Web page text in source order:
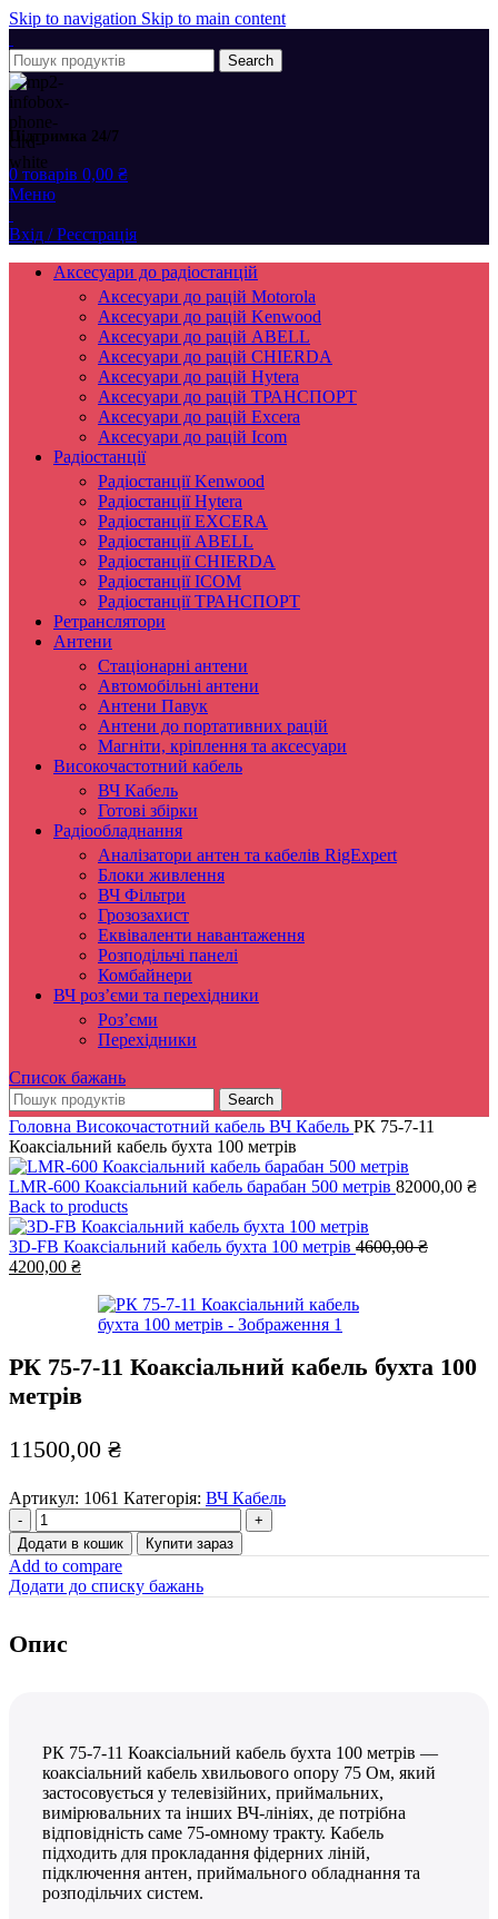
Skip to navigation Skip to main content
Search
Підтримка 24/7
0 товарів 0,00 ₴
Меню
Вхід / Реєстрація
Аксесуари до радіостанцій
Аксесуари до рацій Motorola
Аксесуари до рацій Kenwood
Аксесуари до рацій ABELL
Аксесуари до рацій CHIERDA
Аксесуари до рацій Hytera
Аксесуари до рацій ТРАНСПОРТ
Аксесуари до рацій Excera
Аксесуари до рацій Icom
Радіостанції
Радіостанції Kenwood
Радіостанції Hytera
Радіостанції EXCERA
Радіостанції ABELL
Радіостанції CHIERDA
Радіостанції ICOM
Радіостанції ТРАНСПОРТ
Ретранслятори
Антени
Стаціонарні антени
Автомобільні антени
Антени Павук
Антени до портативних рацій
Магніти, кріплення та аксесуари
Високочастотний кабель
ВЧ Кабель
Готові збірки
Радіообладнання
Аналізатори антен та кабелів RigExpert
Блоки живлення
ВЧ Фільтри
Грозозахист
Еквіваленти навантаження
Розподільчі панелі
Комбайнери
ВЧ роз’єми та перехідники
Роз’єми
Перехідники
Список бажань
Search
Головна Високочастотний кабель ВЧ Кабель РК 75-7-11
Коаксіальний кабель бухта 100 метрів
LMR-600 Коаксіальний кабель барабан 500 метрів 82000,00 ₴
Back to products
3D-FB Коаксіальний кабель бухта 100 метрів 4600,00₴
Оригінальна
4200,00 ₴Поточна
4200,00 ₴.
РК 75-7-11 Коаксіальний кабель бухта 100
метрів
11500,00 ₴
Артикул: 1061 Категорія: ВЧ Кабель
РК
75-
7-
11
Коаксіальний
бухта
100
Додати в кошик Купити зараз
Add to compare
Додати до списку бажань
Опис
РК 75-7-11 Коаксіальний кабель бухта 100 метрів —
коаксіальний кабель хвильового опору 75 Ом, який
застосовується у телевізійних, приймальних,
вимірювальних та інших ВЧ-лініях, де потрібна
відповідність саме 75-омному тракту. Кабель
підходить для прокладання фідерних ліній,
підключення антен, приймального обладнання та
розподільчих систем.